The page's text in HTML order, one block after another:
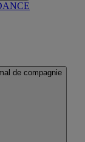
de compagnie